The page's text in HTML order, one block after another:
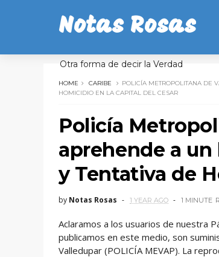
Notas Rosas
Otra forma de decir la Verdad
HOME CARIBE
POLICÍA METROPOLITANA DE
HOMICIDIO EN LA CAPITAL DEL CESAR
Policía
aprehende a
y Tentativa de
by Notas Rosas 1 YEAR AGO 1 MINUTE
Aclaramos a los usuarios de nuestra
publicamos en este medio, son
Valledupar (POLICÍA MEVAP). La